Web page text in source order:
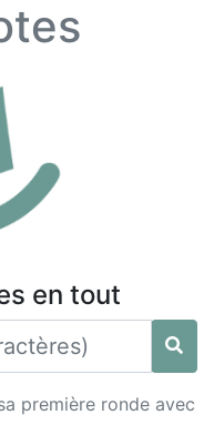
en tout
première ronde avec